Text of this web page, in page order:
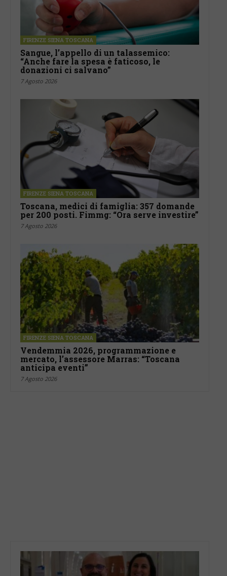
FIRENZE SIENA TOSCANA
Sangue, l’appello di un talassemico:
“Anche fare la spesa è faticoso, le
donazioni ci salvano”
7 Agosto 2026
FIRENZE SIENA TOSCANA
Toscana, medici di famiglia: 357 domande
per 200 posti. Fimmg: “Ora serve investire”
7 Agosto 2026
FIRENZE SIENA TOSCANA
Vendemmia 2026, programmazione e
mercato, l’assessore Marras: “Toscana
anticipa eventi”
7 Agosto 2026